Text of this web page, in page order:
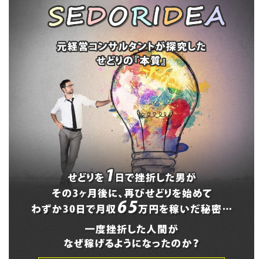
プラモデルせどりで
稼ぐコツ
フリマ販売から
Amazonせどりでも
稼げる仕入先のくま
ポン